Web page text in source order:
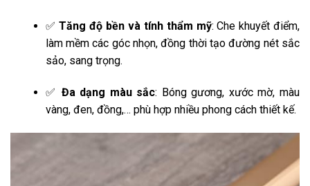
✅Tăng độ bền và tính thẩm mỹ: Che khuyết điểm,
làm mềm các góc nhọn, đồng thời tạo đường nét sắc
sảo, sang trọng.
✅ Đa dạng màu sắc: Bóng gương, xước mờ, màu
vàng, đen, đồng,… phù hợp nhiều phong cách thiết kế.